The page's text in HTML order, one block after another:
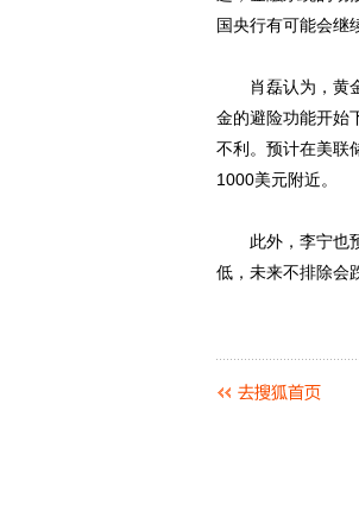
国央行有可能会继
肖磊认为，黄金
金的避险功能开始
不利。预计在美联
1000美元附近。
此外，李宁也预
低，未来不排除会